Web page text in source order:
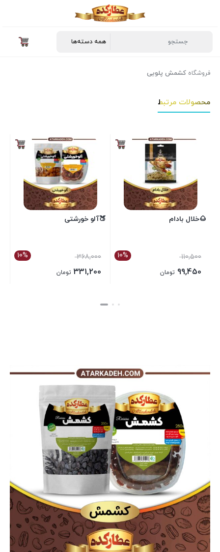
فروشگاه کشمش پلویی
محصولات مرتبط
🌰خلال بادام
10% 110,500
99,450 تومان
🍑آلو خورشتی
10% 368,000
331,200 تومان